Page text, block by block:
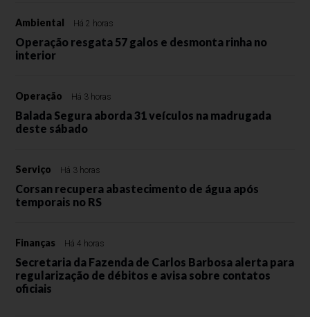
Ambiental Há 2 horas
Operação resgata 57 galos e desmonta rinha no
interior
Operação Há 3 horas
Balada Segura aborda 31 veículos na madrugada
deste sábado
Serviço Há 3 horas
Corsan recupera abastecimento de água após
temporais no RS
Finanças Há 4 horas
Secretaria da Fazenda de Carlos Barbosa alerta para
regularização de débitos e avisa sobre contatos
oficiais